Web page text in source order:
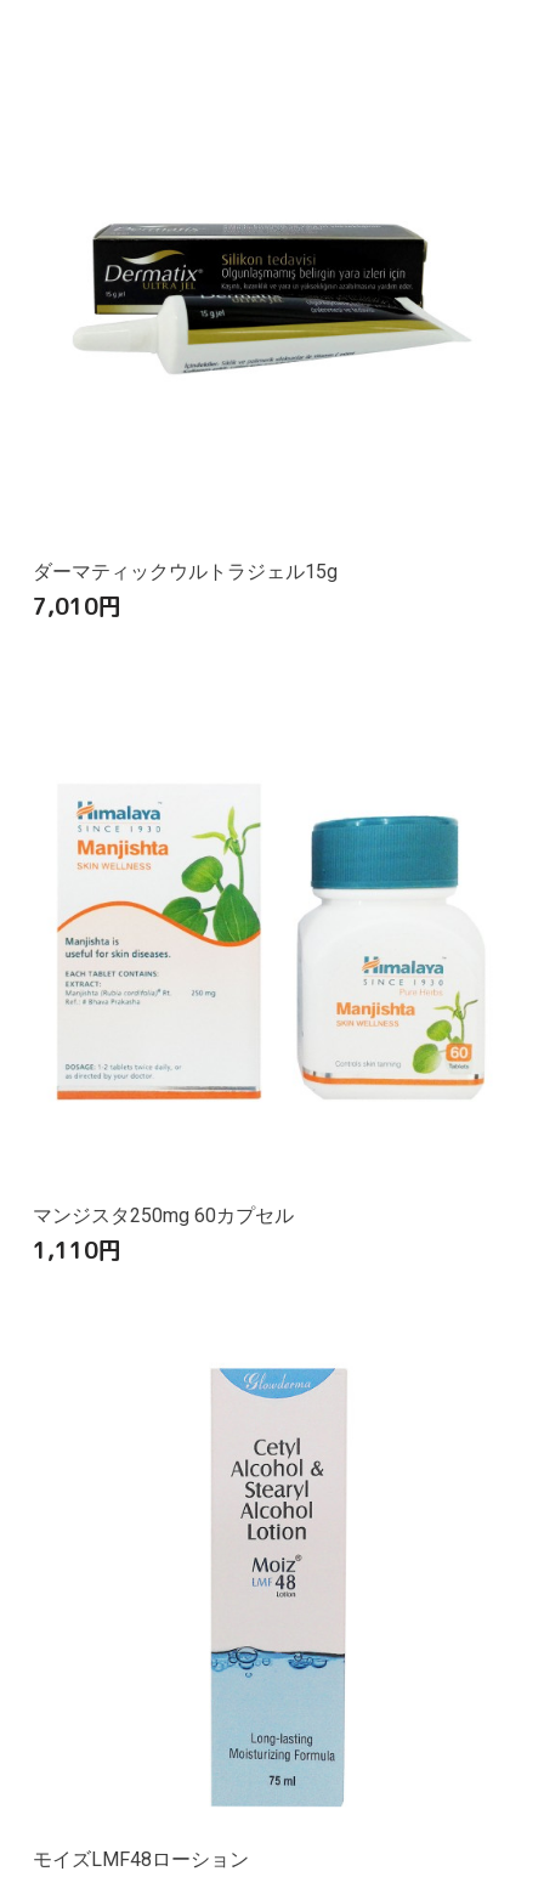
ダーマティックウルトラジェル15g
7,010円
マンジスタ250mg 60カプセル
1,110円
モイズLMF48ローション